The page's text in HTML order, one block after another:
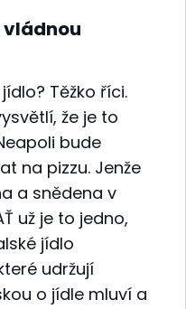
Těžko říci.
že je to
bude
na pizzu. Jenže
a snědena v
už je to jedno,
jídlo
udržují
o jídle mluví a